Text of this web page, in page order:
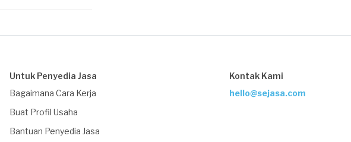
Untuk Penyedia Jasa
Bagaimana Cara Kerja
Buat Profil Usaha
Bantuan Penyedia Jasa
Kontak Kami
hello@sejasa.com